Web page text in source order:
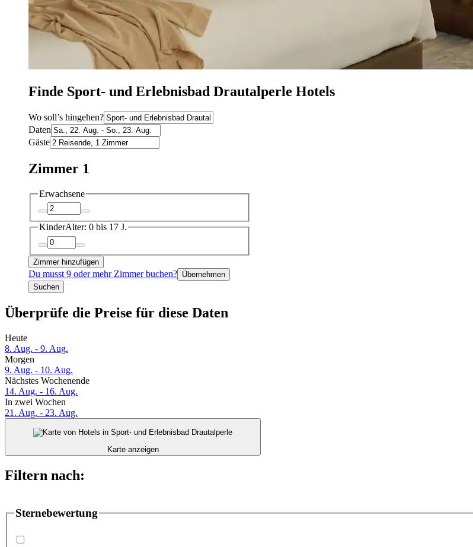
Finde Sport- und Erlebnisbad Drautalperle Hotels
Wo soll’s hingehen?
Daten
Gäste
Zimmer 1
Erwachsene
KinderAlter: 0 bis 17 J.
Zimmer hinzufügen
Du musst 9 oder mehr Zimmer buchen? Übernehmen
Suchen
Überprüfe die Preise für diese Daten
Heute
8. Aug. - 9. Aug.
Morgen
9. Aug. - 10. Aug.
Nächstes Wochenende
14. Aug. - 16. Aug.
In zwei Wochen
21. Aug. - 23. Aug.
Karte anzeigen
Filtern nach:
Sternebewertung